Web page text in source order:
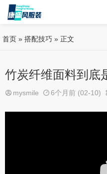
首页 » 搭配技巧 » 正文
竹炭纤维面料到底
mysmile 6个月前 (02-10)